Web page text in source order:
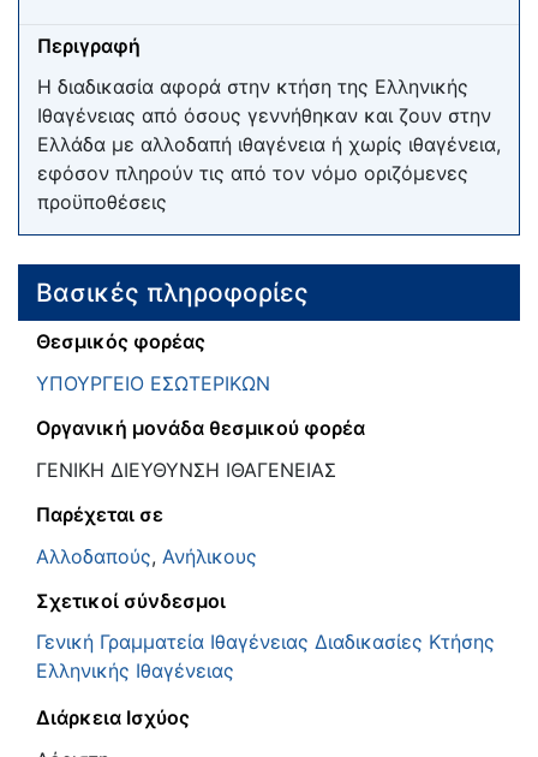
Περιγραφή
Η διαδικασία αφορά στην κτήση της Ελληνικής
Ιθαγένειας από όσους γεννήθηκαν και ζουν στην
Ελλάδα με αλλοδαπή ιθαγένεια ή χωρίς ιθαγένεια,
εφόσον πληρούν τις από τον νόμο οριζόμενες
προϋποθέσεις
Βασικές πληροφορίες
Θεσμικός φορέας
ΥΠΟΥΡΓΕΙΟ ΕΣΩΤΕΡΙΚΩΝ
Οργανική μονάδα θεσμικού φορέα
ΓΕΝΙΚΗ ΔΙΕΥΘΥΝΣΗ ΙΘΑΓΕΝΕΙΑΣ
Παρέχεται σε
Αλλοδαπούς, Ανήλικους
Σχετικοί σύνδεσμοι
Γενική Γραμματεία Ιθαγένειας Διαδικασίες Κτήσης
Ελληνικής Ιθαγένειας
Διάρκεια Ισχύος